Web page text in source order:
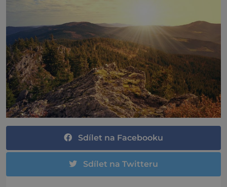
Sdílet na Facebooku
Sdílet na Twitteru